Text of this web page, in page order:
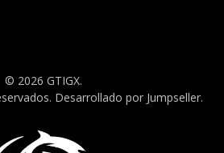
© 2026 GTIGX.
Desarrollado por Jumpseller.